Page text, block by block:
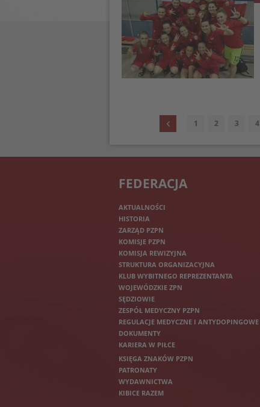
1 2 3 4
FEDERACJA
AKTUALNOŚCI
HISTORIA
ZARZĄD PZPN
KOMISJE PZPN
KOMISJA REWIZYJNA
STRUKTURA ORGANIZACYJNA
KLUB WYBITNEGO REPREZENTANTA
WOJEWÓDZKIE ZPN
SĘDZIOWIE
ZESPÓŁ MEDYCZNY PZPN
REGULACJE MEDYCZNE I ANTYDOPINGOWE
DOKUMENTY
KARIERA W PIŁCE
KSIĘGA ZNAKÓW PZPN
PATRONATY
WYDAWNICTWA
KIBICE RAZEM